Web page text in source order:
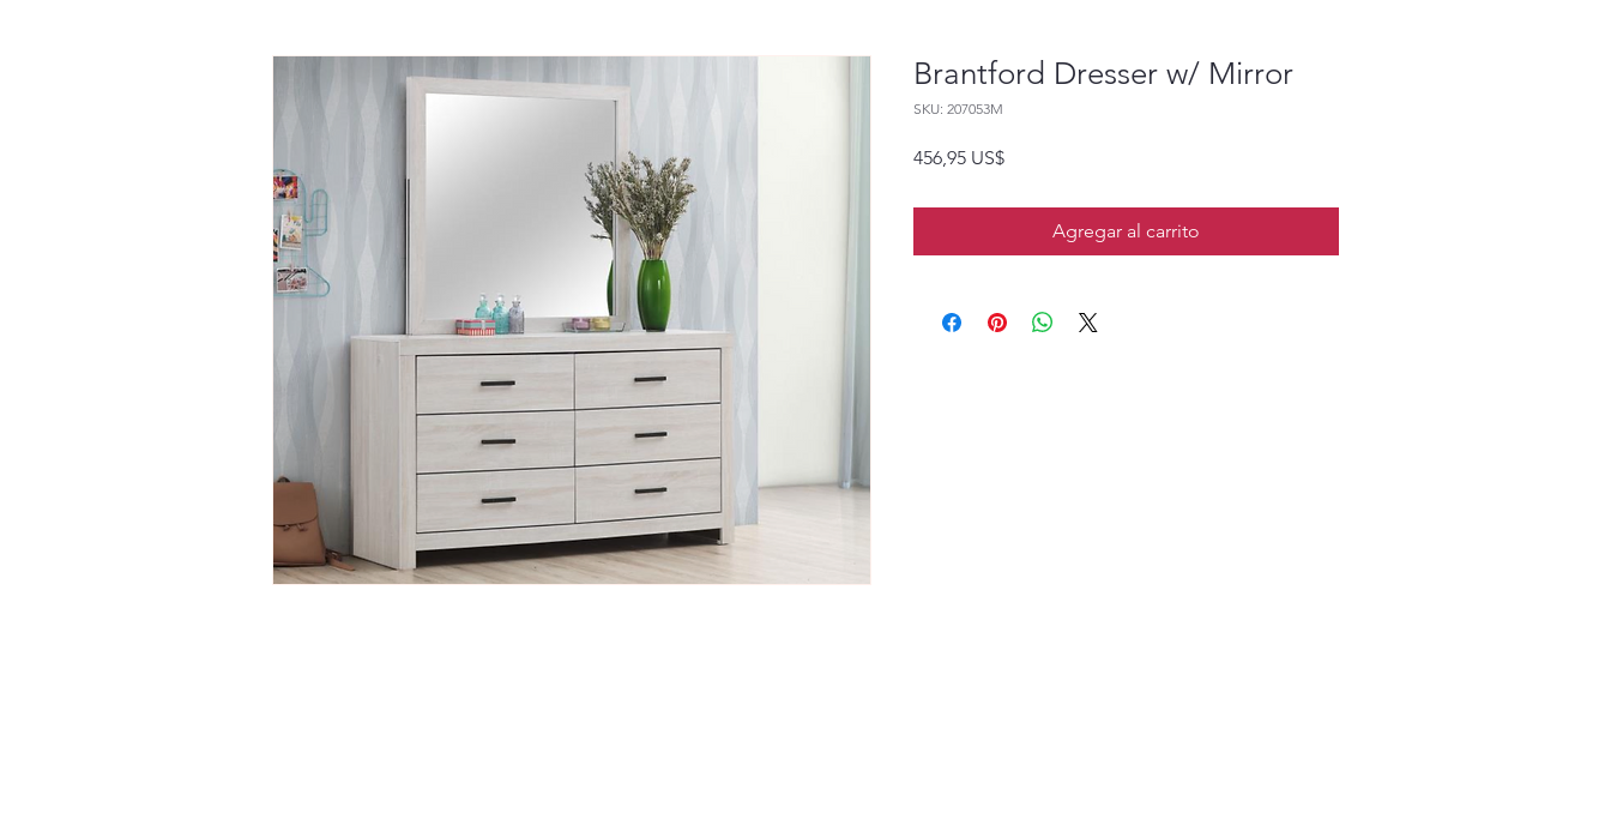
Brantford Dresser w/ Mirror
SKU: 207053M
456,95 US$Precio
Agregar al carrito